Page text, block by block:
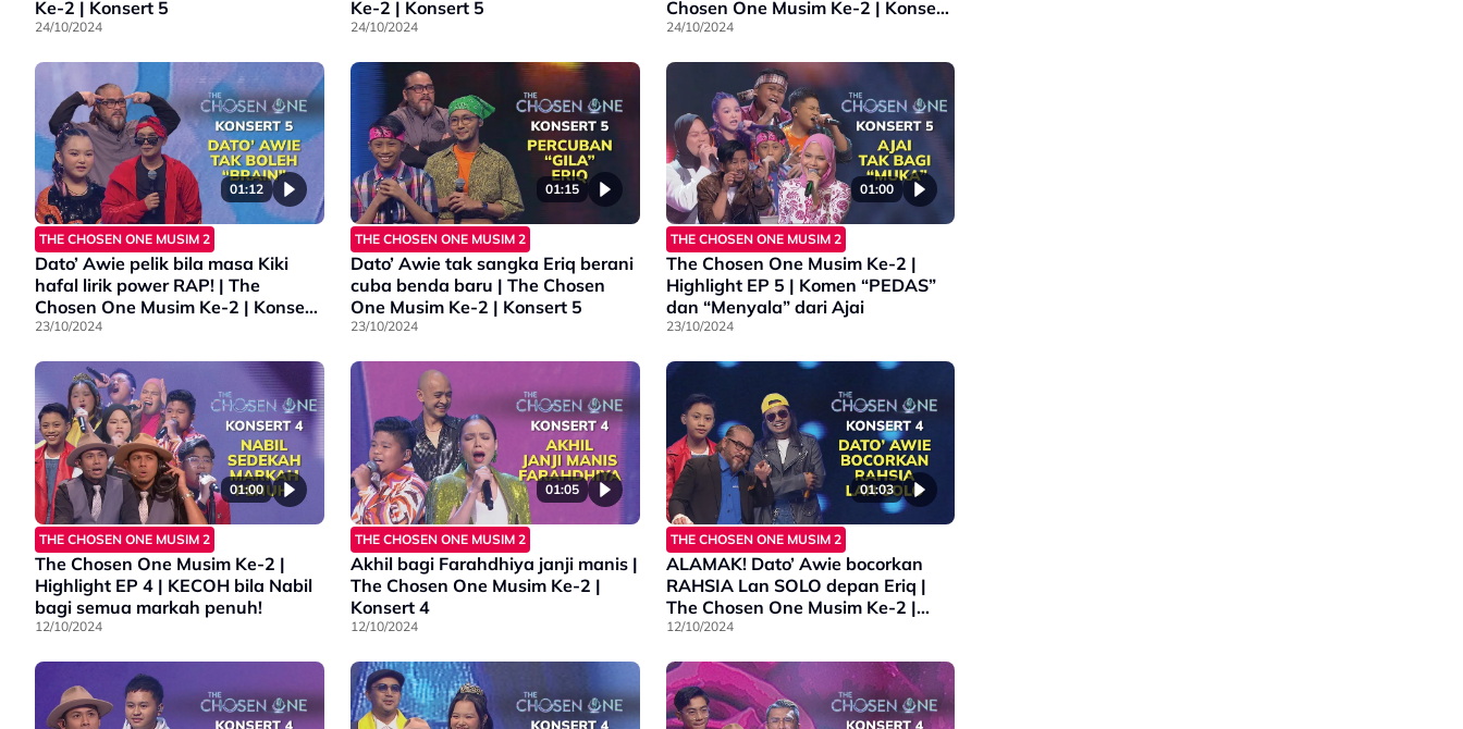
Ke-2 | Konsert 5
24/10/2024
Ke-2 | Konsert 5
24/10/2024
Chosen One Musim Ke-2 | Konsert
5
24/10/2024
01:12
THE CHOSEN ONE MUSIM 2
Dato’ Awie pelik bila masa Kiki
hafal lirik power RAP! | The
Chosen One Musim Ke-2 | Konsert
5
23/10/2024
01:15
THE CHOSEN ONE MUSIM 2
Dato’ Awie tak sangka Eriq berani
cuba benda baru | The Chosen
One Musim Ke-2 | Konsert 5
23/10/2024
01:00
THE CHOSEN ONE MUSIM 2
The Chosen One Musim Ke-2 |
Highlight EP 5 | Komen “PEDAS”
dan “Menyala” dari Ajai
23/10/2024
01:00
THE CHOSEN ONE MUSIM 2
The Chosen One Musim Ke-2 |
Highlight EP 4 | KECOH bila Nabil
bagi semua markah penuh!
12/10/2024
01:05
THE CHOSEN ONE MUSIM 2
Akhil bagi Farahdhiya janji manis |
The Chosen One Musim Ke-2 |
Konsert 4
12/10/2024
01:03
THE CHOSEN ONE MUSIM 2
ALAMAK! Dato’ Awie bocorkan
RAHSIA Lan SOLO depan Eriq |
The Chosen One Musim Ke-2 |
Konsert 4
12/10/2024